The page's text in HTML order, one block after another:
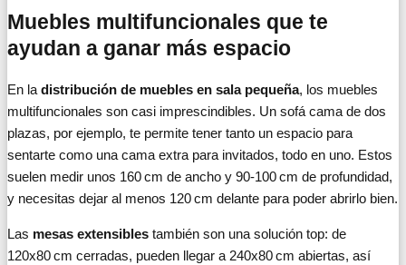
Muebles multifuncionales que te
ayudan a ganar más espacio
En la distribución de muebles en sala pequeña, los muebles
multifuncionales son casi imprescindibles. Un sofá cama de dos
plazas, por ejemplo, te permite tener tanto un espacio para
sentarte como una cama extra para invitados, todo en uno. Estos
suelen medir unos 160 cm de ancho y 90-100 cm de profundidad,
y necesitas dejar al menos 120 cm delante para poder abrirlo bien.
Las mesas extensibles también son una solución top: de
120x80 cm cerradas, pueden llegar a 240x80 cm abiertas, así